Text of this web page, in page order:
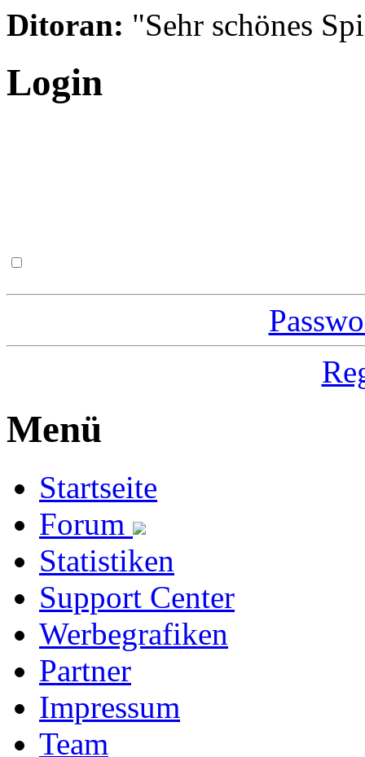
Ditoran: "Sehr schönes
Login
Menü
Startseite
Forum
Statistiken
Support Center
Werbegrafiken
Partner
Impressum
Team